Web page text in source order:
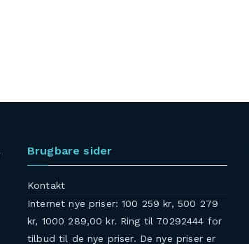
Brugbare sider
Kontakt
Internet nye priser: 100 259 kr, 500 279
kr, 1000 289,00 kr. Ring til 70292444 for
tilbud til de nye priser. De nye priser er